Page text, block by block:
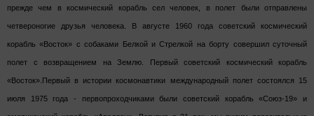
прежде чем в космический корабль сел человек, в полет были отправлены
четвероногие друзья человека. В августе 1960 года советский космический
корабль «Восток» с собаками Белкой и Стрелкой на борту совершил суточный
полет с возвращением на Землю. Первый советский космический корабль
«Восток». Первый в истории космонавтики международный полет состоялся 15
июля 1975 года - первопроходчиками были советский корабль «Союз-19» и